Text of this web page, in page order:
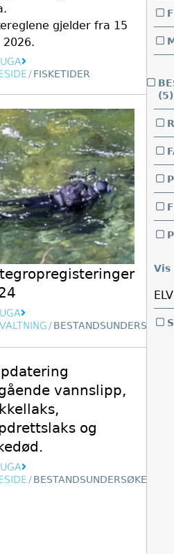
gjelder fra 15
2026.
/ FISKETIDER
/
vannslipp,
og
/ BESTANDSUNDERSØKELSER
(5)
Vis
ELV